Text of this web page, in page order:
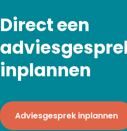
Direct een
inplannen
Adviesgesprek inplannen